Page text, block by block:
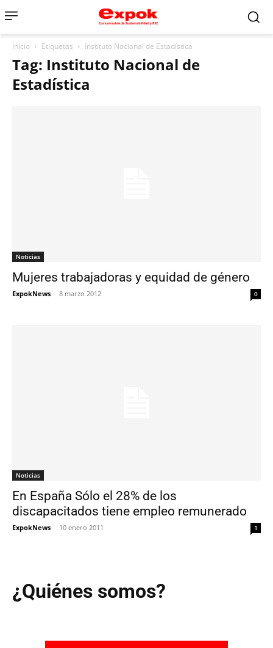
Inicio Etiquetas Instituto Nacional de Estadística
Tag: Instituto Nacional de
Estadística
Noticias
Mujeres trabajadoras y equidad de género
ExpokNews - 8 marzo 2012 0
Noticias
En España Sólo el 28% de los
discapacitados tiene empleo remunerado
ExpokNews - 10 enero 2011 1
¿Quiénes somos?